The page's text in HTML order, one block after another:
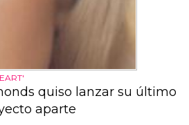
quiso lanzar su último
aparte